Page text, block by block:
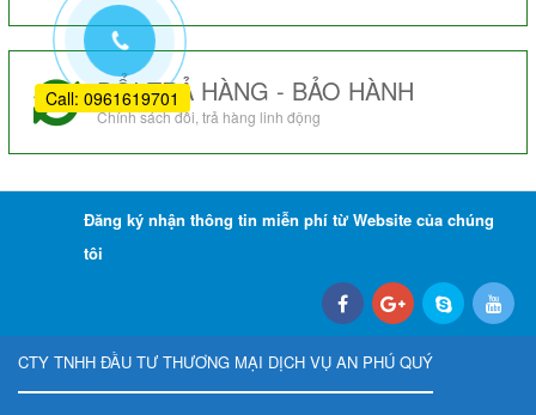
ĐỔI TRẢ HÀNG - BẢO HÀNH
Chính sách đổi, trả hàng linh động
Đăng ký nhận thông tin miễn phí từ Website của chúng
tôi
CTY TNHH ĐẦU TƯ THƯƠNG MẠI DỊCH VỤ AN PHÚ QUÝ
Call: 0961619701